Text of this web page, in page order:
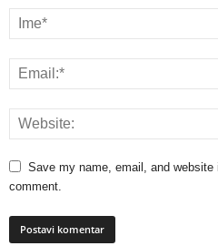
Save my name, email, and
comment.